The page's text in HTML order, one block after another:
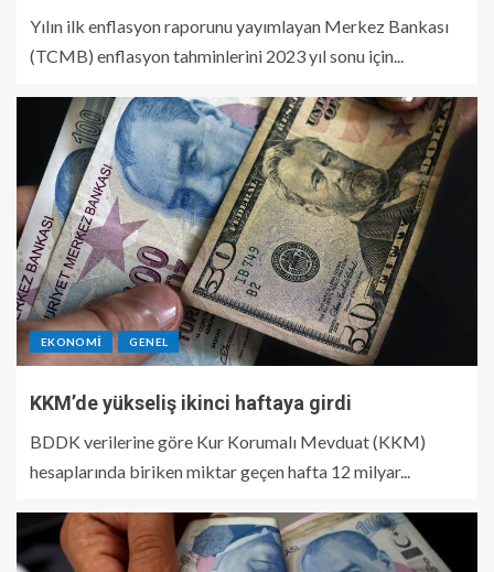
Yılın ilk enflasyon raporunu yayımlayan Merkez Bankası
(TCMB) enflasyon tahminlerini 2023 yıl sonu için...
EKONOMI GENEL
KKM’de yükseliş ikinci haftaya girdi
BDDK verilerine göre Kur Korumalı Mevduat (KKM)
hesaplarında biriken miktar geçen hafta 12 milyar...